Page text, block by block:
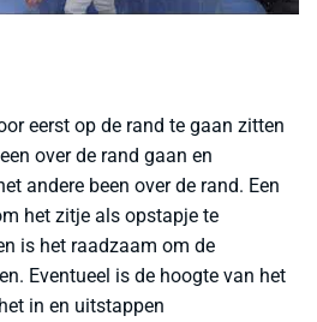
eerst op de rand te gaan zitten
over de rand gaan en
andere been over de rand. Een
het zitje als opstapje te
is het raadzaam om de
Eventueel is de hoogte van het
in en uitstappen